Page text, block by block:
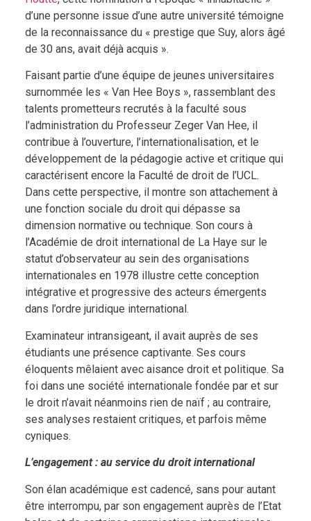
d’une personne issue d’une autre université témoigne
de la reconnaissance du « prestige que Suy, alors âgé
de 30 ans, avait déjà acquis ».
Faisant partie d’une équipe de jeunes universitaires
surnommée les « Van Hee Boys », rassemblant des
talents prometteurs recrutés à la faculté sous
l’administration du Professeur Zeger Van Hee, il
contribue à l’ouverture, l’internationalisation, et le
développement de la pédagogie active et critique qui
caractérisent encore la Faculté de droit de l’UCL.
Dans cette perspective, il montre son attachement à
une fonction sociale du droit qui dépasse sa
dimension normative ou technique. Son cours à
l’Académie de droit international de La Haye sur le
statut d’observateur au sein des organisations
internationales en 1978 illustre cette conception
intégrative et progressive des acteurs émergents
dans l’ordre juridique international.
Examinateur intransigeant, il avait auprès de ses
étudiants une présence captivante. Ses cours
éloquents mêlaient avec aisance droit et politique. Sa
foi dans une société internationale fondée par et sur
le droit n’avait néanmoins rien de naïf ; au contraire,
ses analyses restaient critiques, et parfois même
cyniques.
L’engagement : au service du droit international
Son élan académique est cadencé, sans pour autant
être interrompu, par son engagement auprès de l’Etat